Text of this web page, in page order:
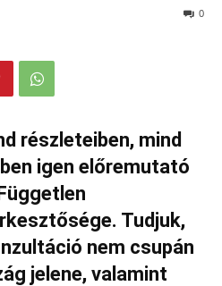
0
részleteiben, mind
igen előremutató
Tudjuk,
nem csupán
jelene, valamint